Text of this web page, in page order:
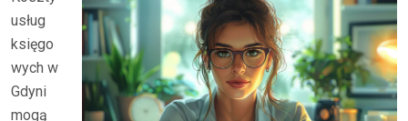
usług
księgo
wych w
Gdyni
mogą